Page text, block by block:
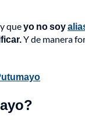
queyo no soy
Y de manera